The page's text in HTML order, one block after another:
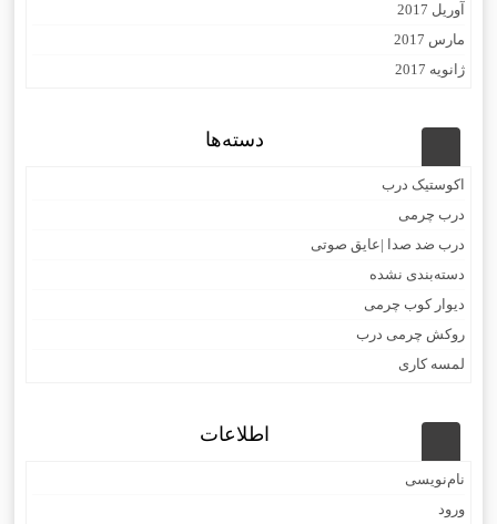
آوریل 2017
مارس 2017
ژانویه 2017
دسته‌ها
اکوستیک درب
درب چرمی
درب ضد صدا |عایق صوتی
دسته‌بندی نشده
دیوار کوب چرمی
روکش چرمی درب
لمسه کاری
اطلاعات
نام‌نویسی
ورود